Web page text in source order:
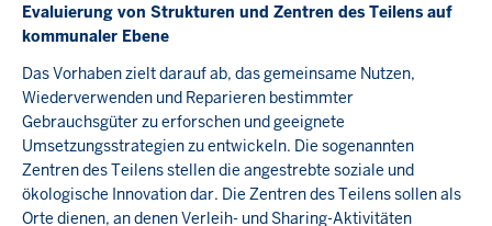
Evaluierung von Strukturen und Zentren des Teilens auf
kommunaler Ebene
Das Vorhaben zielt darauf ab, das gemeinsame Nutzen,
Wiederverwenden und Reparieren bestimmter
Gebrauchsgüter zu erforschen und geeignete
Umsetzungsstrategien zu entwickeln. Die sogenannten
Zentren des Teilens stellen die angestrebte soziale und
ökologische Innovation dar. Die Zentren des Teilens sollen als
Orte dienen, an denen Verleih- und Sharing-Aktivitäten